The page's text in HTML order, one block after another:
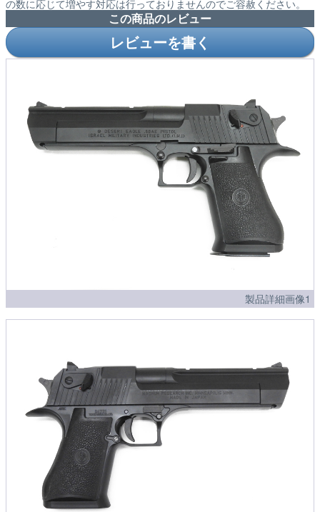
の数に応じて増やす対応は行っておりませんのでご容赦ください。
この商品のレビュー
レビューを書く
製品詳細画像1